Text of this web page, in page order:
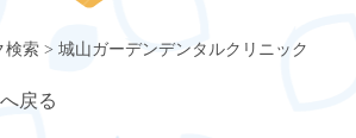
検索 城山ガーデンデンタルクリニック
戻る